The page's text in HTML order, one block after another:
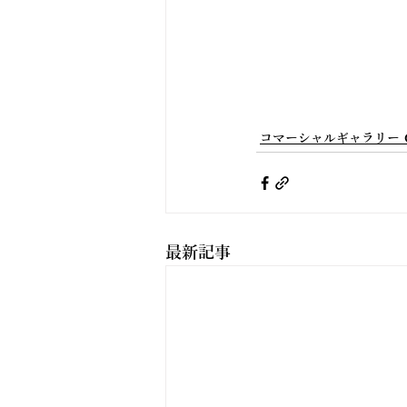
コマーシャルギャラリー
最新記事